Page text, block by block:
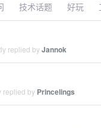
技术话题 好玩
replied byJannok
replied by Princelings